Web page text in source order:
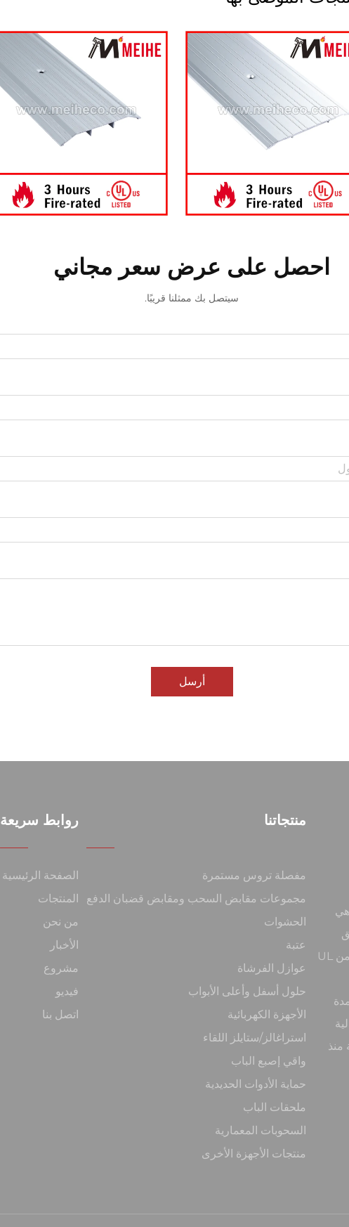
احصل على عرض سعر مجاني
سيتصل بك ممثلنا قريبًا.
أرسل
المعدنية (تأسست عام 1993) هي
المعيار الأمريكي. وتتخصص الشركة في منتجات معتمدة من UL
منذ
منتجاتنا
مفصلة تروس مستمرة
مجموعات مقابض السحب ومقابض قضبان الدفع
الحشوات
عتبة
عوازل الفرشاة
حلول أسفل وأعلى الأبواب
الأجهزة الكهربائية
استراغالز/ستايلز اللقاء
واقي إصبع الباب
حماية الأدوات الحديدية
ملحقات الباب
السحوبات المعمارية
منتجات الأجهزة الأخرى
روابط سريعة
الصفحة الرئيسية
المنتجات
من نحن
الأخبار
مشروع
فيديو
اتصل بنا